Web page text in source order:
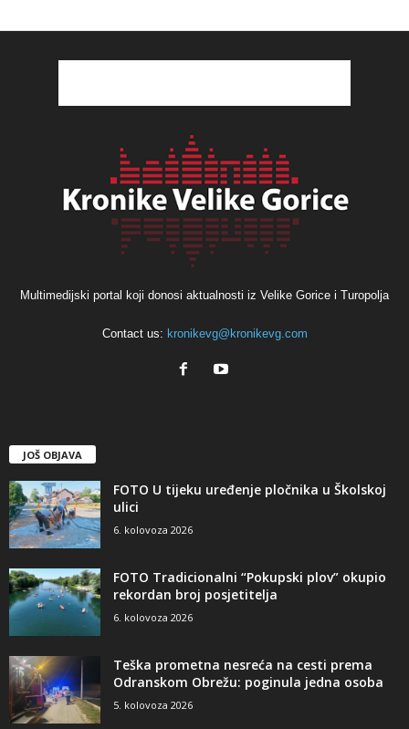
Multimedijski portal koji donosi aktualnosti iz Velike Gorice i Turopolja
Contact us: kronikevg@kronikevg.com
JOŠ OBJAVA
FOTO U tijeku uređenje pločnika u Školskoj
ulici
6. kolovoza 2026
FOTO Tradicionalni “Pokupski plov” okupio
rekordan broj posjetitelja
6. kolovoza 2026
Teška prometna nesreća na cesti prema
Odranskom Obrežu: poginula jedna osoba
5. kolovoza 2026